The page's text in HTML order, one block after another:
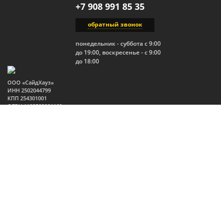
+7 908 991 85 35
обратный звонок
понедельник - суббота с 9:00
до 19:00, воскресенье - с 9:00
до 18:00
ООО «СайдХауз»
ИНН 2502044799
КПП 254301001
ОГРН 1122502001160